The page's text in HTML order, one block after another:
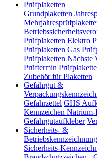
Prüfplaketten
Grundplaketten
Prüfplaketten Elektro
Prüfplaketten Gas
Prüfplaketten Nächste
Prüftermin
Zubehör für Plaketten
Gefahrgut &
Gefahrzettel GHS
Kennzeichen Natrium-
Gefahrgutaufkleber
Sicherheits- &
Betriebskennzeichnung
Sicherheits-